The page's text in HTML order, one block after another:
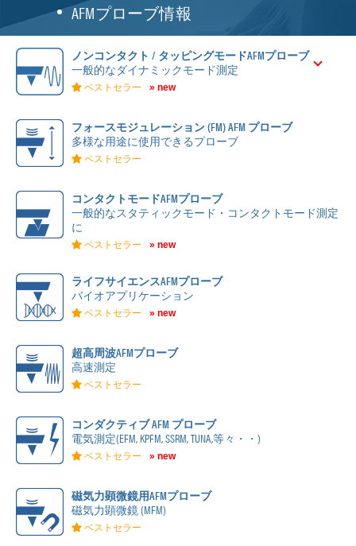
AFMプローブ情報
ノンコンタクト / タッピングモードAFMプローブ
一般的なダイナミックモード測定
ベストセラー » new
フォースモジュレーション (FM) AFM プローブ
多様な用途に使用できるプローブ
ベストセラー
コンタクトモードAFMプローブ
一般的なスタティックモード・コンタクトモード測定
に
ベストセラー » new
ライフサイエンスAFMプローブ
バイオアプリケーション
ベストセラー » new
超高周波AFMプローブ
高速測定
ベストセラー
コンダクティブ AFM プローブ
電気測定(EFM, KPFM, SSRM, TUNA,等々・・)
ベストセラー » new
磁気力顕微鏡用AFMプローブ
磁気力顕微鏡 (MFM)
ベストセラー